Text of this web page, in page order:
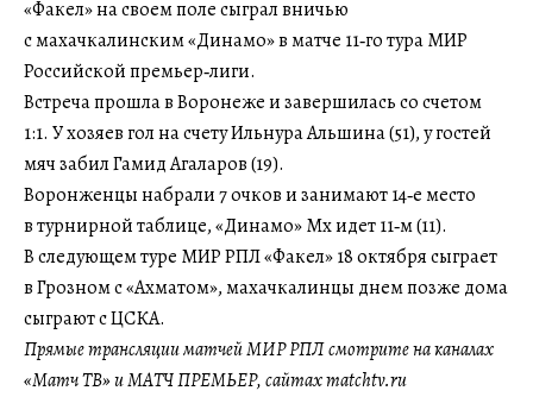
«Факел» на своем поле сыграл вничью
с махачкалинским «Динамо» в матче 11‑го тура МИР
Российской премьер‑лиги.
Встреча прошла в Воронеже и завершилась со счетом
1:1. У хозяев гол на счету Ильнура Альшина (51), у гостей
мяч забил Гамид Агаларов (19).
Воронженцы набрали 7 очков и занимают 14‑е место
в турнирной таблице, «Динамо» Мх идет 11‑м (11).
В следующем туре МИР РПЛ «Факел» 18 октября сыграет
в Грозном с «Ахматом», махачкалинцы днем позже дома
сыграют с ЦСКА.
Прямые трансляции матчей МИР РПЛ смотрите на каналах
«Матч ТВ» и МАТЧ ПРЕМЬЕР, сайтах matchtv.ru